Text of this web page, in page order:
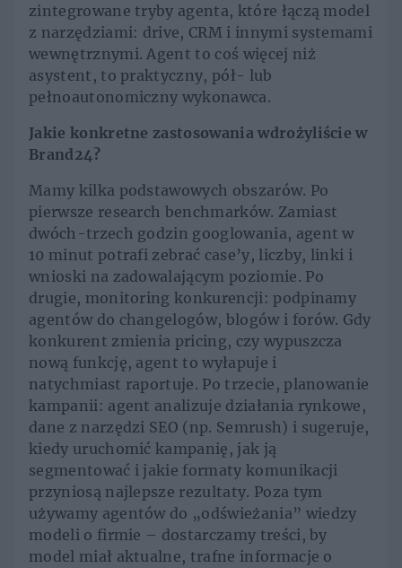
zintegrowane tryby agenta, które łączą model
z narzędziami: drive, CRM i innymi systemami
wewnętrznymi. Agent to coś więcej niż
asystent, to praktyczny, pół- lub
pełnoautonomiczny wykonawca.
Jakie konkretne zastosowania wdrożyliście w
Brand24?
Mamy kilka podstawowych obszarów. Po
pierwsze research benchmarków. Zamiast
dwóch-trzech godzin googlowania, agent w
10 minut potrafi zebrać case’y, liczby, linki i
wnioski na zadowalającym poziomie. Po
drugie, monitoring konkurencji: podpinamy
agentów do changelogów, blogów i forów. Gdy
konkurent zmienia pricing, czy wypuszcza
nową funkcję, agent to wyłapuje i
natychmiast raportuje. Po trzecie, planowanie
kampanii: agent analizuje działania rynkowe,
dane z narzędzi SEO (np. Semrush) i sugeruje,
kiedy uruchomić kampanię, jak ją
segmentować i jakie formaty komunikacji
przyniosą najlepsze rezultaty. Poza tym
używamy agentów do „odświeżania” wiedzy
modeli o firmie – dostarczamy treści, by
model miał aktualne, trafne informacje o